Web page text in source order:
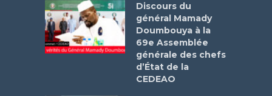
Discours du
général Mamady
Doumbouya à la
69e Assemblée
générale des chefs
d’État de la
CEDEAO